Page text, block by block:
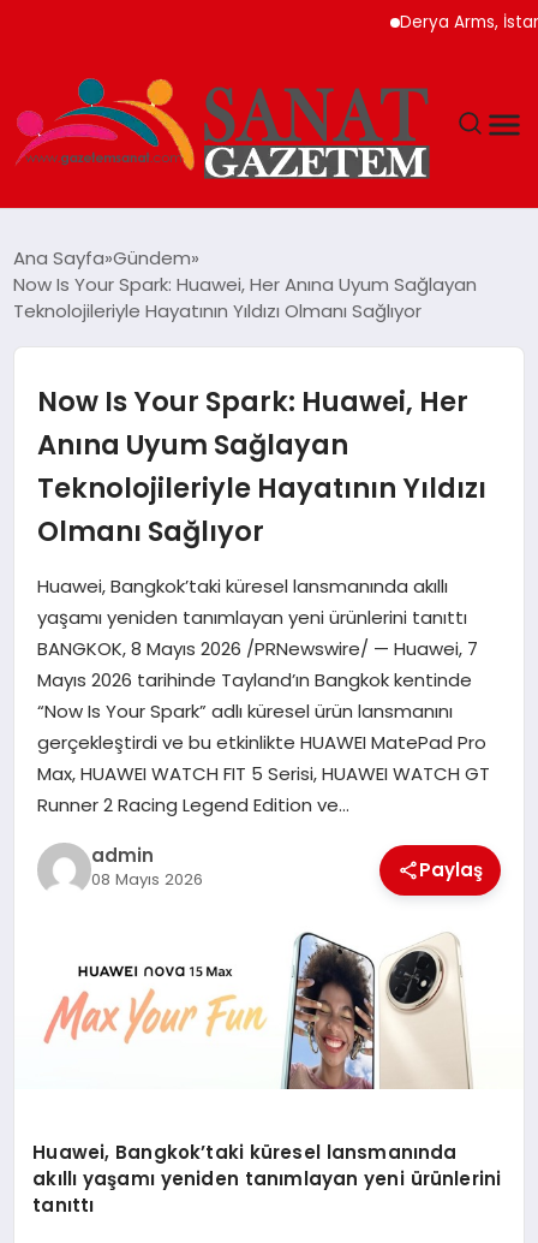
Derya Arms, İstanbul
TEKNOLOJI
YAŞAM
SAĞLIK
DÜNYA
EĞITIM
Ana Sayfa Gündem
Now Is Your Spark: Huawei, Her Anına Uyum Sağlayan
Teknolojileriyle Hayatının Yıldızı Olmanı Sağlıyor
Now Is Your Spark: Huawei, Her
Anına Uyum Sağlayan
Teknolojileriyle Hayatının Yıldızı
Olmanı Sağlıyor
Huawei, Bangkok’taki küresel lansmanında akıllı
yaşamı yeniden tanımlayan yeni ürünlerini tanıttı
BANGKOK, 8 Mayıs 2026 /PRNewswire/ — Huawei, 7
Mayıs 2026 tarihinde Tayland’ın Bangkok kentinde
“Now Is Your Spark” adlı küresel ürün lansmanını
gerçekleştirdi ve bu etkinlikte HUAWEI MatePad Pro
Max, HUAWEI WATCH FIT 5 Serisi, HUAWEI WATCH GT
Runner 2 Racing Legend Edition ve…
admin
08 Mayıs 2026 Paylaş
Huawei, Bangkok’taki küresel lansmanında
akıllı yaşamı yeniden tanımlayan yeni ürünlerini
tanıttı